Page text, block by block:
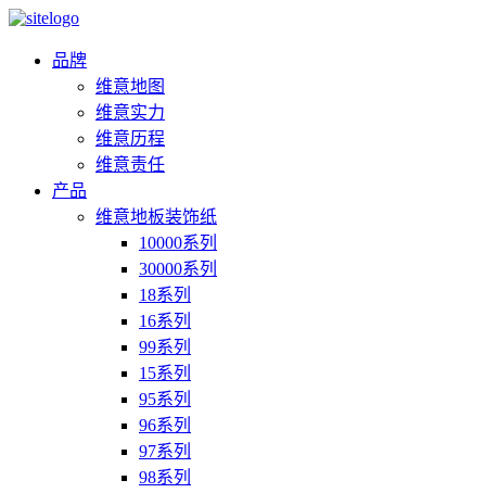
品牌
维意地图
维意实力
维意历程
维意责任
产品
维意地板装饰纸
10000系列
30000系列
18系列
16系列
99系列
15系列
95系列
96系列
97系列
98系列